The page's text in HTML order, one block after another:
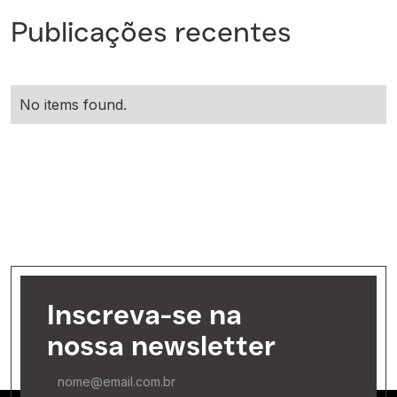
Publicações recentes
No items found.
Inscreva-se na
nossa newsletter